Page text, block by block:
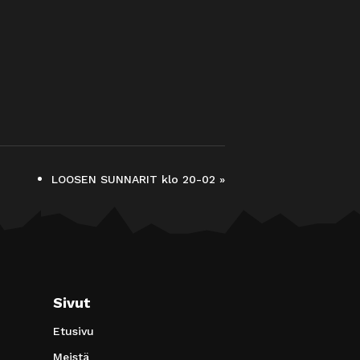
LOOSEN SUNNARIT klo 20-02 »
Sivut
Etusivu
Meistä